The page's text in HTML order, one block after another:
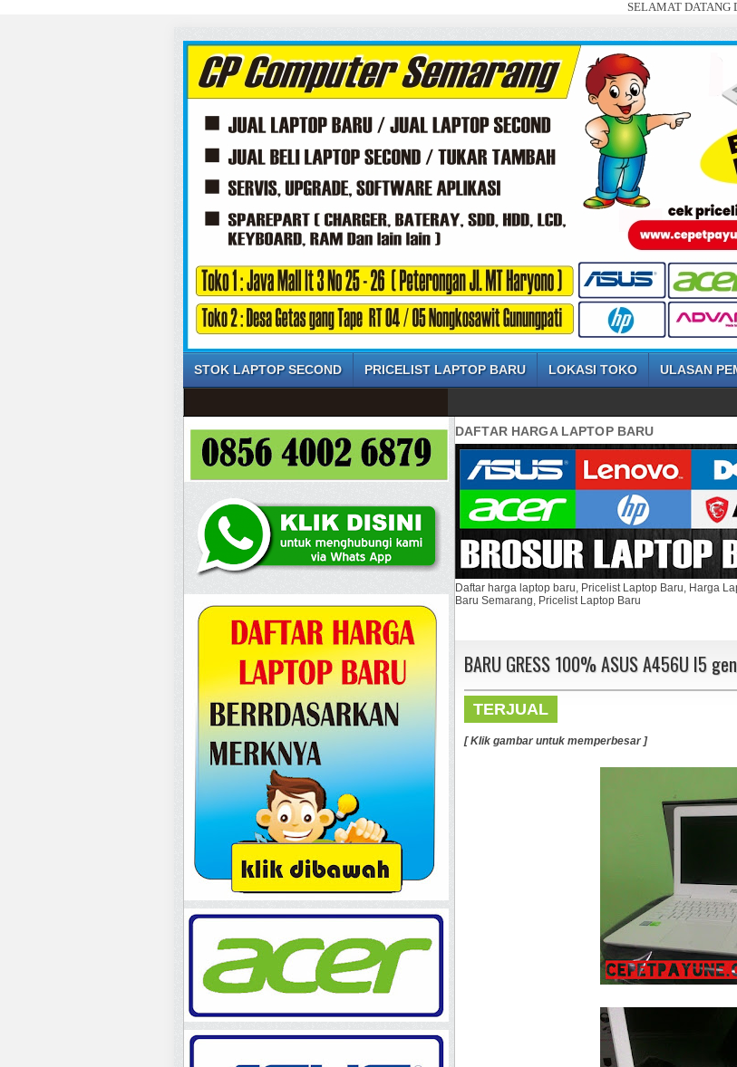
SELAMAT DATANG DI
STOK LAPTOP SECOND PRICELIST LAPTOP BARU LOKASI TOKO ULASAN
DAFTAR HARGA LAPTOP BARU
Daftar harga laptop baru, Pricelist Laptop Baru, Harga
Baru Semarang, Pricelist Laptop Baru
BARU GRESS 100% ASUS A456U I5
TERJUAL
[ Klik gambar untuk memperbesar ]